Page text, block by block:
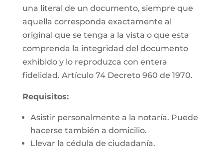
una literal de un documento, siempre que
aquella corresponda exactamente al
original que se tenga a la vista o que esta
comprenda la integridad del documento
exhibido y lo reproduzca con entera
fidelidad. Artículo 74 Decreto 960 de 1970.
Requisitos:
Asistir personalmente a la notaría. Puede
hacerse también a domicilio.
Llevar la cédula de ciudadanía.